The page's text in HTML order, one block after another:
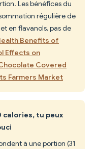
Les bénéfices du
régulière de
en flavanols, pas de
Benefits of
Effects on
Covered
Farmers Market
calories, tu peux
à une portion (31